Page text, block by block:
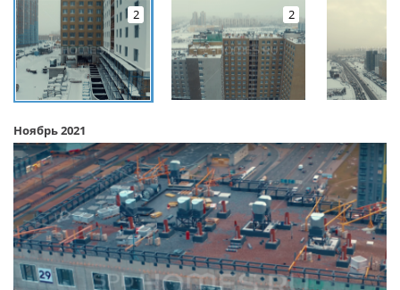
2 2
Ноябрь 2021